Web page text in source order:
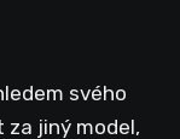
svého
jiný model,